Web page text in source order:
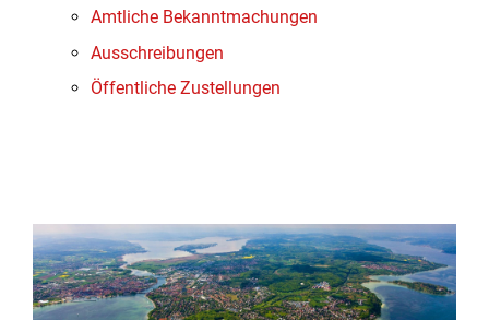
Amtliche Bekanntmachungen
Ausschreibungen
Öffentliche Zustellungen